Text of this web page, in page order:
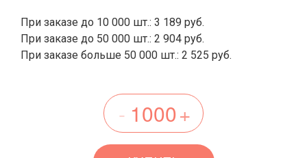
При заказе до 10 000 шт.: 3 189 руб.
При заказе до 50 000 шт.: 2 904 руб.
При заказе больше 50 000 шт.: 2 525 руб.